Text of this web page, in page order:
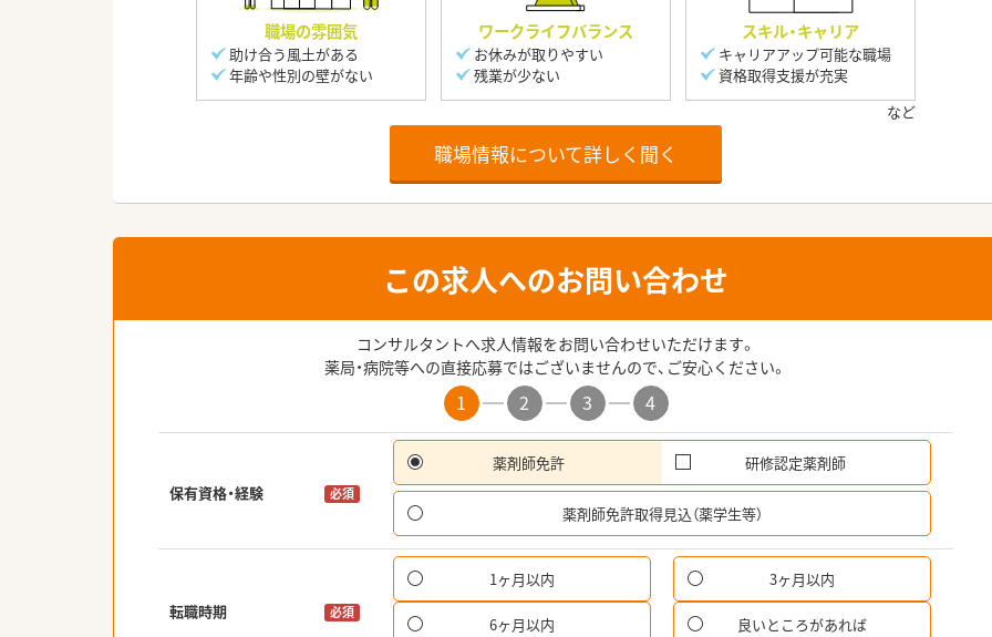
職場の雰囲気
助け合う風土がある
年齢や性別の壁がない
ワークライフバランス
お休みが取りやすい
残業が少ない
スキル・キャリア
キャリアアップ可能な職場
資格取得支援が充実
職場情報について詳しく聞く
この求人へのお問い合わせ
コンサルタントへ求人情報をお問い合わせいただけます。
薬局・病院等への直接応募ではございませんので、ご安心ください。
1 2 3 4
保有資格・経験 必須
薬剤師免許 研修認定薬剤師
薬剤師免許取得見込（薬学生等）
転職時期 必須
1ヶ月以内 3ヶ月以内
6ヶ月以内 良いところがあれば